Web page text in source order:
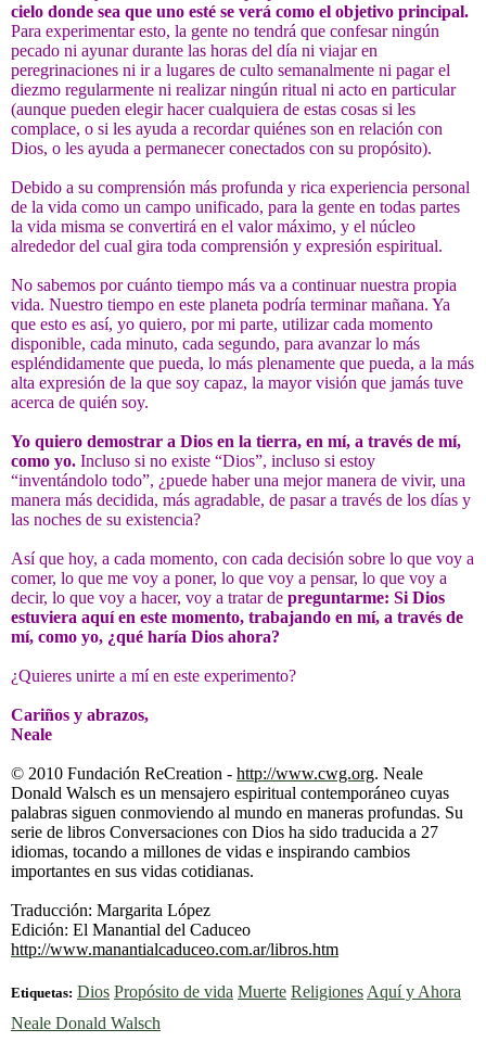
cielo donde sea que uno esté se verá como el objetivo principal.
Para experimentar esto, la gente no tendrá que confesar ningún
pecado ni ayunar durante las horas del día ni viajar en
peregrinaciones ni ir a lugares de culto semanalmente ni pagar el
diezmo regularmente ni realizar ningún ritual ni acto en particular
(aunque pueden elegir hacer cualquiera de estas cosas si les
complace, o si les ayuda a recordar quiénes son en relación con
Dios, o les ayuda a permanecer conectados con su propósito).
Debido a su comprensión más profunda y rica experiencia personal
de la vida como un campo unificado, para la gente en todas partes
la vida misma se convertirá en el valor máximo, y el núcleo
alrededor del cual gira toda comprensión y expresión espiritual.
No sabemos por cuánto tiempo más va a continuar nuestra propia
vida. Nuestro tiempo en este planeta podría terminar mañana. Ya
que esto es así, yo quiero, por mi parte, utilizar cada momento
disponible, cada minuto, cada segundo, para avanzar lo más
espléndidamente que pueda, lo más plenamente que pueda, a la más
alta expresión de la que soy capaz, la mayor visión que jamás tuve
acerca de quién soy.
Yo quiero demostrar a Dios en la tierra, en mí, a través de mí,
como yo. Incluso si no existe “Dios”, incluso si estoy
“inventándolo todo”, ¿puede haber una mejor manera de vivir, una
manera más decidida, más agradable, de pasar a través de los días y
las noches de su existencia?
Así que hoy, a cada momento, con cada decisión sobre lo que voy a
comer, lo que me voy a poner, lo que voy a pensar, lo que voy a
decir, lo que voy a hacer, voy a tratar de preguntarme: Si Dios
estuviera aquí en este momento, trabajando en mí, a través de
mí, como yo, ¿qué haría Dios ahora?
¿Quieres unirte a mí en este experimento?
Cariños y abrazos,
Neale
© 2010 Fundación ReCreation - http://www.cwg.org. Neale
Donald Walsch es un mensajero espiritual contemporáneo cuyas
palabras siguen conmoviendo al mundo en maneras profundas. Su
serie de libros Conversaciones con Dios ha sido traducida a 27
idiomas, tocando a millones de vidas e inspirando cambios
importantes en sus vidas cotidianas.
Traducción: Margarita López
Edición: El Manantial del Caduceo
http://www.manantialcaduceo.com.ar/libros.htm
Etiquetas: Dios Propósito de vida Muerte Religiones Aquí y Ahora
Neale Donald Walsch